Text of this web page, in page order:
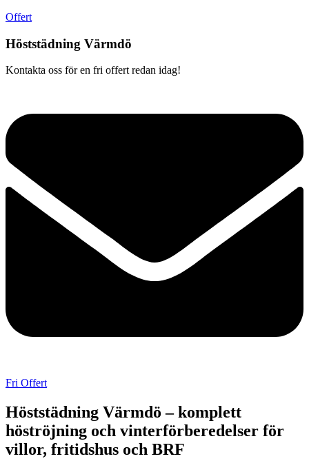
Offert
Höststädning Värmdö
Kontakta oss för en fri offert redan idag!
Fri Offert
Höststädning Värmdö – komplett
höströjning och vinterförberedelser för
villor, fritidshus och BRF